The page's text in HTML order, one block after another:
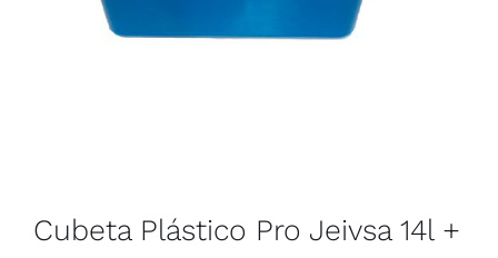
Cubeta Plástico Pro Jeivsa 14l +